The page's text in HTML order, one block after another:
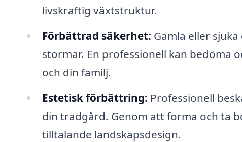
livskraftig växtstruktur.
Förbättrad säkerhet: Gamla eller
stormar. En professionell kan bedöma
och din familj.
Estetisk förbättring: Professionell
din trädgård. Genom att forma och ta
tilltalande landskapsdesign.